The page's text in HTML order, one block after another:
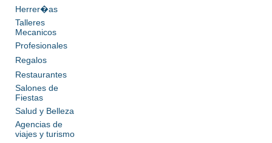
Herrer�as
Talleres
Mecanicos
Profesionales
Regalos
Restaurantes
Salones de
Fiestas
Salud y Belleza
Agencias de
viajes y turismo